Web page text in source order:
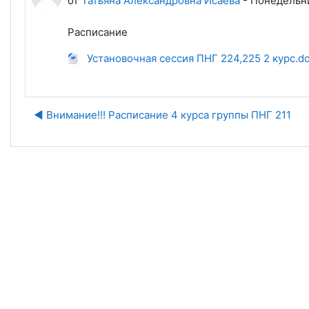
Расписание
Установочная сессия ПНГ 224,225 2
◀︎ Внимание!!! Расписание 4 курса группы ПНГ 211